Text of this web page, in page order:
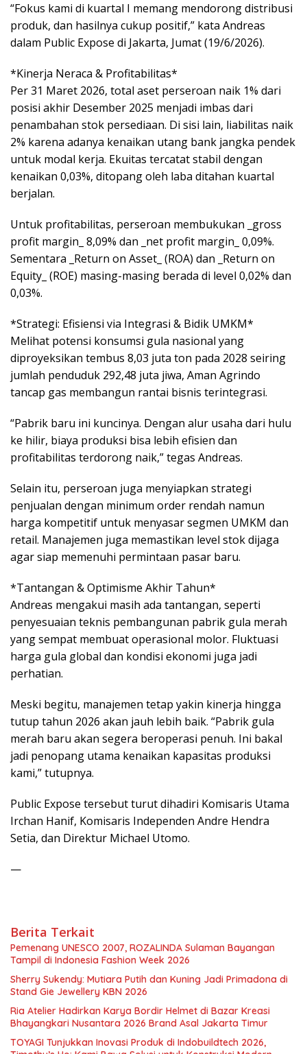
“Fokus kami di kuartal I memang mendorong distribusi
produk, dan hasilnya cukup positif,” kata Andreas
dalam Public Expose di Jakarta, Jumat (19/6/2026).
*Kinerja Neraca & Profitabilitas*
Per 31 Maret 2026, total aset perseroan naik 1% dari
posisi akhir Desember 2025 menjadi imbas dari
penambahan stok persediaan. Di sisi lain, liabilitas naik
2% karena adanya kenaikan utang bank jangka pendek
untuk modal kerja. Ekuitas tercatat stabil dengan
kenaikan 0,03%, ditopang oleh laba ditahan kuartal
berjalan.
Untuk profitabilitas, perseroan membukukan _gross
profit margin_ 8,09% dan _net profit margin_ 0,09%.
Sementara _Return on Asset_ (ROA) dan _Return on
Equity_ (ROE) masing-masing berada di level 0,02% dan
0,03%.
*Strategi: Efisiensi via Integrasi & Bidik UMKM*
Melihat potensi konsumsi gula nasional yang
diproyeksikan tembus 8,03 juta ton pada 2028 seiring
jumlah penduduk 292,48 juta jiwa, Aman Agrindo
tancap gas membangun rantai bisnis terintegrasi.
“Pabrik baru ini kuncinya. Dengan alur usaha dari hulu
ke hilir, biaya produksi bisa lebih efisien dan
profitabilitas terdorong naik,” tegas Andreas.
Selain itu, perseroan juga menyiapkan strategi
penjualan dengan minimum order rendah namun
harga kompetitif untuk menyasar segmen UMKM dan
retail. Manajemen juga memastikan level stok dijaga
agar siap memenuhi permintaan pasar baru.
*Tantangan & Optimisme Akhir Tahun*
Andreas mengakui masih ada tantangan, seperti
penyesuaian teknis pembangunan pabrik gula merah
yang sempat membuat operasional molor. Fluktuasi
harga gula global dan kondisi ekonomi juga jadi
perhatian.
Meski begitu, manajemen tetap yakin kinerja hingga
tutup tahun 2026 akan jauh lebih baik. “Pabrik gula
merah baru akan segera beroperasi penuh. Ini bakal
jadi penopang utama kenaikan kapasitas produksi
kami,” tutupnya.
Public Expose tersebut turut dihadiri Komisaris Utama
Irchan Hanif, Komisaris Independen Andre Hendra
Setia, dan Direktur Michael Utomo.
—
Berita Terkait
Pemenang UNESCO 2007, ROZALINDA Sulaman Bayangan
Tampil di Indonesia Fashion Week 2026
Sherry Sukendy: Mutiara Putih dan Kuning Jadi Primadona di
Stand Gie Jewellery KBN 2026
Ria Atelier Hadirkan Karya Bordir Helmet di Bazar Kreasi
Bhayangkari Nusantara 2026 Brand Asal Jakarta Timur
TOYAGI Tunjukkan Inovasi Produk di Indobuildtech 2026,